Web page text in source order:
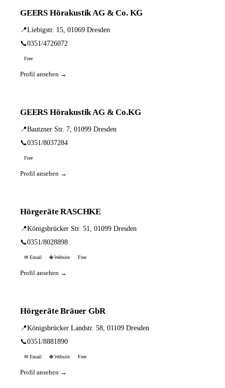
GEERS Hörakustik AG & Co. KG
📍Liebigstr. 15, 01069 Dresden
📞0351/4726072
Free
Profil ansehen →
GEERS Hörakustik AG & Co.KG
📍Bautzner Str. 7, 01099 Dresden
📞0351/8037284
Free
Profil ansehen →
Hörgeräte RASCHKE
📍Königsbrücker Str. 51, 01099 Dresden
📞0351/8028898
✉ Email 🌐 Website Free
Profil ansehen →
Hörgeräte Bräuer GbR
📍Königsbrücker Landstr. 58, 01109 Dresden
📞0351/8881890
✉ Email 🌐 Website Free
Profil ansehen →